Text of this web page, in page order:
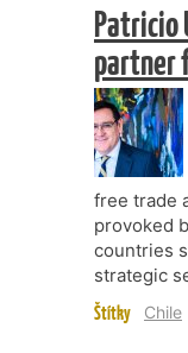
Patricio
partner
free trade
provoked
countries
strategic
Štítky Chile